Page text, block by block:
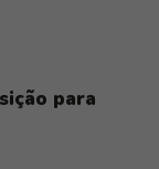
para